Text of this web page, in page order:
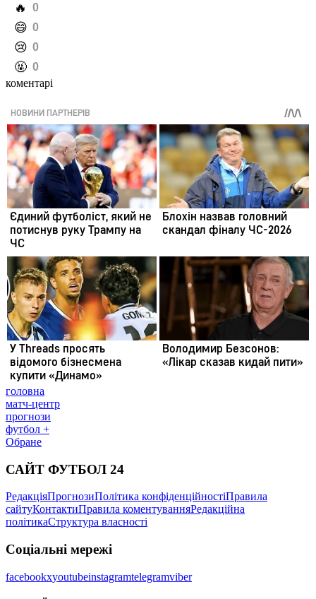
️🔥 0
️😄 0
️😢 0
️🤬 0
коментарі
головна
матч-центр
прогнози
футбол +
Обране
САЙТ ФУТБОЛ 24
РедакціяПрогнозиПолітика конфіденційностіПравила
сайтуКонтактиПравила коментуванняРедакційна
політикаСтруктура власності
Соціальні мережі
facebookxyoutubeinstagramtelegramviber